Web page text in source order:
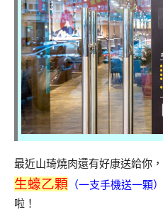
最近山琦燒肉還有好康送給你，
生蠔乙顆 （一支手機送一顆）
啦！